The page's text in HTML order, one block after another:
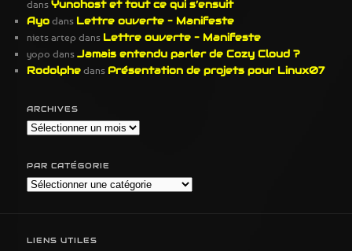
dansYunohost et tout ce qui s’ensuit
Ayodans Lettre ouverte – Manifeste
niets artep dans Lettre ouverte – Manifeste
yopo dansJamais entendu parler de Cozy Cloud ?
Rodolphedans Présentation de projets pour Linux07
ARCHIVES
Archives
PAR CATÉGORIE
Par
LIENS UTILES